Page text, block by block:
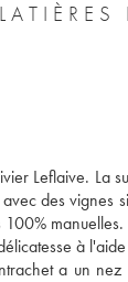
Leflaive. La
des vignes
manuelles.
à
a un